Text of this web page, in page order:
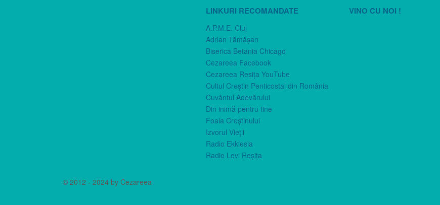
LINKURI RECOMANDATE
A.P.M.E. Cluj
Adrian Tămăşan
Biserica Betania Chicago
Cezareea Facebook
Cezareea Reşiţa YouTube
Cultul Creştin Penticostal din România
Cuvântul Adevărului
Din inimă pentru tine
Foaia Creştinului
Izvorul Vieţii
Radio Ekklesia
Radio Levi Reşiţa
VINO CU NOI !
© 2012 - 2024 by Cezareea